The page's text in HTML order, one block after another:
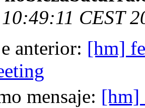
CEST
anterior: [hm]
mensaje: [hm]